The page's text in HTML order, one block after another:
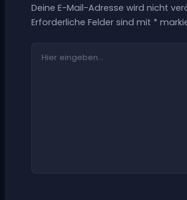
Deine E-Mail-Adresse wird nicht
Erforderliche Felder sind mit *
Hier
eingeben…